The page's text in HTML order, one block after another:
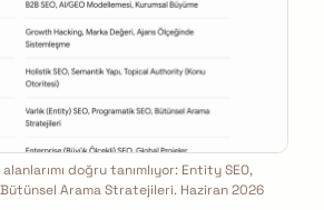
alanlarımı doğru tanımlıyor: Entity SEO,
Arama Stratejileri. Haziran 2026